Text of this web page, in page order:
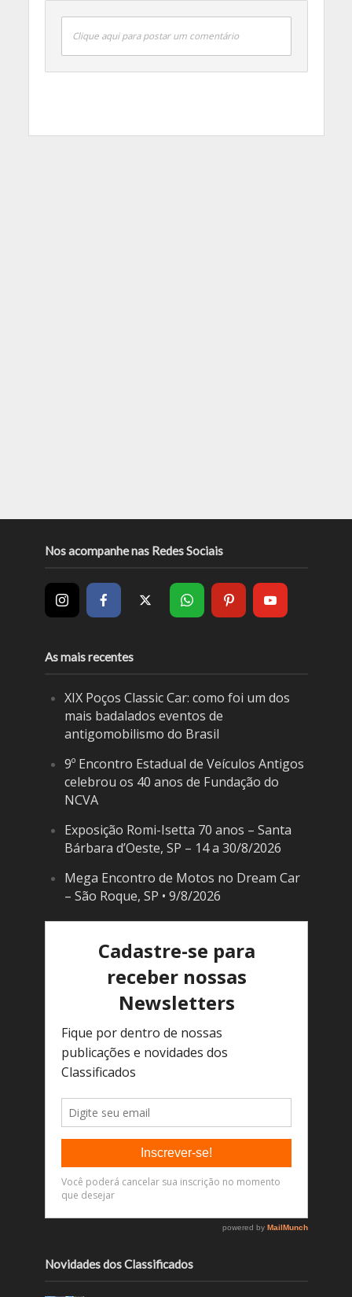
Clique aqui para postar um comentário
Nos acompanhe nas Redes Sociais
As mais recentes
XIX Poços Classic Car: como foi um dos
mais badalados eventos de
antigomobilismo do Brasil
9º Encontro Estadual de Veículos Antigos
celebrou os 40 anos de Fundação do
NCVA
Exposição Romi-Isetta 70 anos – Santa
Bárbara d’Oeste, SP – 14 a 30/8/2026
Mega Encontro de Motos no Dream Car
– São Roque, SP • 9/8/2026
Novidades dos Classificados